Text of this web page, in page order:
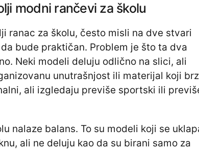
modni rančevi za školu
ranac za školu, često misli na dve stvari
bude praktičan. Problem je što ta dva
Neki modeli deluju odlično na slici, ali
unutrašnjost ili materijal koji
ali izgledaju previše sportski ili
nalaze balans. To su modeli koji se
ali ne deluju kao da su birani samo za